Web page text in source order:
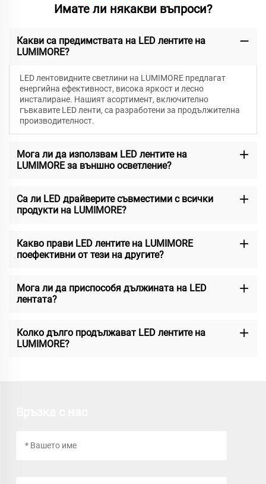
Имате ли някакви въпроси?
Какви са предимствата на LED лентите на
LUMIMORE?
LED лентовидните светлини на LUMIMORE предлагат
енергийна ефективност, висока яркост и лесно
инсталиране. Нашият асортимент, включително
гъвкавите LED ленти, са разработени за продължителна
производителност.
Мога ли да използвам LED лентите на
LUMIMORE за външно осветление?
Са ли LED драйверите съвместими с всички
продукти на LUMIMORE?
Какво прави LED лентите на LUMIMORE
поефективни от тези на другите?
Мога ли да приспособя дължината на LED
лентата?
Колко дълго продължават LED лентите на
LUMIMORE?